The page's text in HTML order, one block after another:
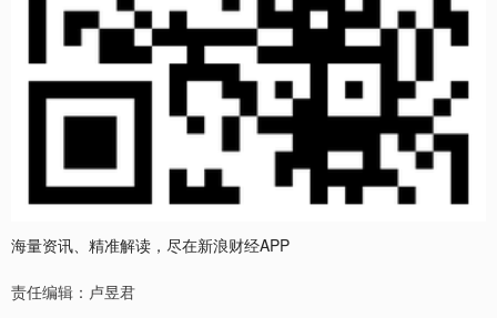
海量资讯、精准解读，尽在新浪财经APP
责任编辑：卢昱君